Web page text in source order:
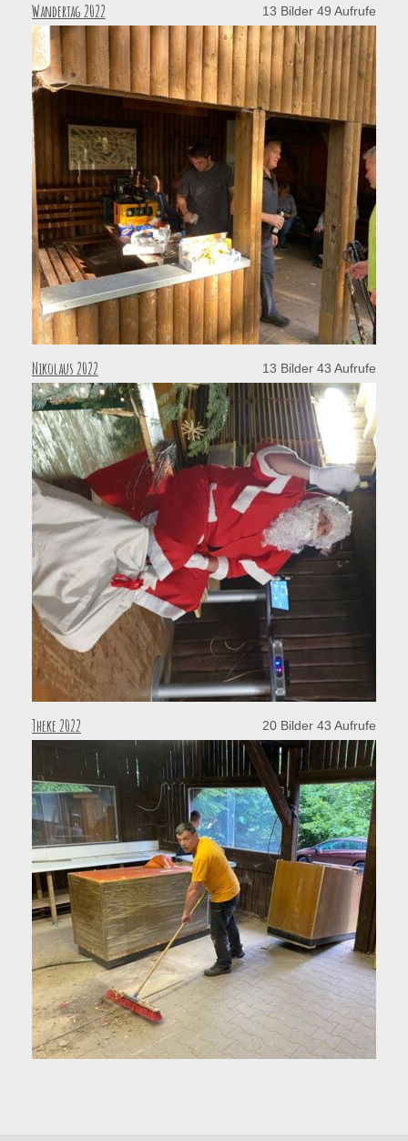
Wandertag 2022 13 Bilder 49 Aufrufe
Nikolaus 2022 13 Bilder 43 Aufrufe
Theke 2022 20 Bilder 43 Aufrufe